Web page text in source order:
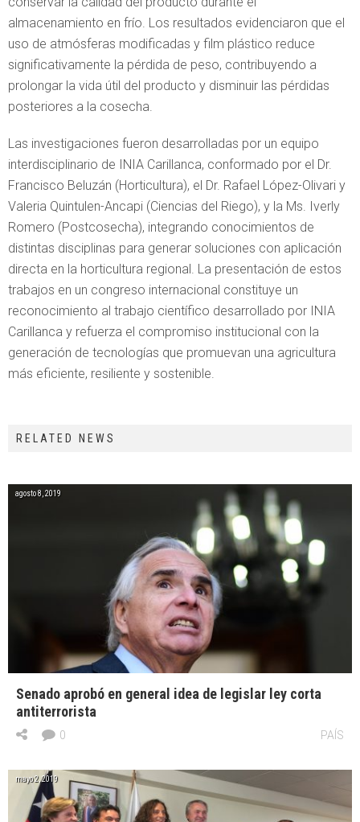
almacenamiento en frío. Los resultados evidenciaron que el
uso de atmósferas modificadas y film plástico reduce
significativamente la pérdida de peso, contribuyendo a
prolongar la vida útil del producto y disminuir las pérdidas
posteriores a la cosecha.
Las investigaciones fueron desarrolladas por un equipo
interdisciplinario de INIA Carillanca, conformado por el Dr.
Francisco Beluzán (Horticultura), el Dr. Rafael López-Olivari y
Valeria Quintulen-Ancapi (Ciencias del Riego), y la Ms. Iverly
Romero (Postcosecha), integrando conocimientos de
distintas disciplinas para generar soluciones con aplicación
directa en la horticultura regional. La presentación de estos
trabajos en un congreso internacional constituye un
reconocimiento al trabajo científico desarrollado por INIA
Carillanca y refuerza el compromiso institucional con la
generación de tecnologías que promuevan una agricultura
más eficiente, resiliente y sostenible.
RELATED NEWS
agosto 8, 2019
Senado aprobó en general idea de legislar ley corta
antiterrorista
PAÍS
0
mayo 2, 2019